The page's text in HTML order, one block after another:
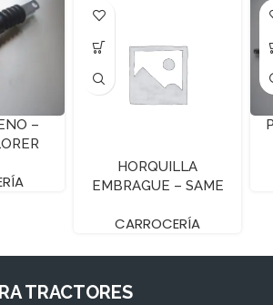
–
HORQUILLA
EMBRAGUE – SAME
CARROCERÍA
TRACTORES